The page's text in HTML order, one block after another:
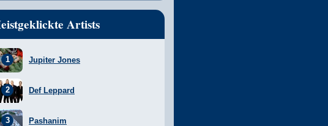
Artists
Jupiter Jones
Def Leppard
Pashanim